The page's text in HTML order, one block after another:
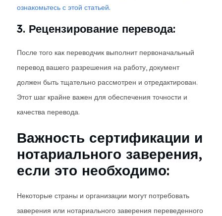
ознакомьтесь с этой статьей.
3. Рецензирование перевода:
После того как переводчик выполнит первоначальный
перевод вашего разрешения на работу, документ
должен быть тщательно рассмотрен и отредактирован.
Этот шаг крайне важен для обеспечения точности и
качества перевода.
Важность сертификации и
нотариального заверения,
если это необходимо:
Некоторые страны и организации могут потребовать
заверения или нотариального заверения переведенного